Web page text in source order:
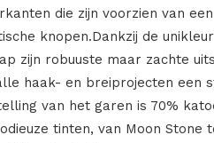
die zijn voorzien van
knopen.Dankzij de
zijn robuuste maar zachte
haak- en breiprojecten een
van het garen is 70%
tinten, van Moon Stone